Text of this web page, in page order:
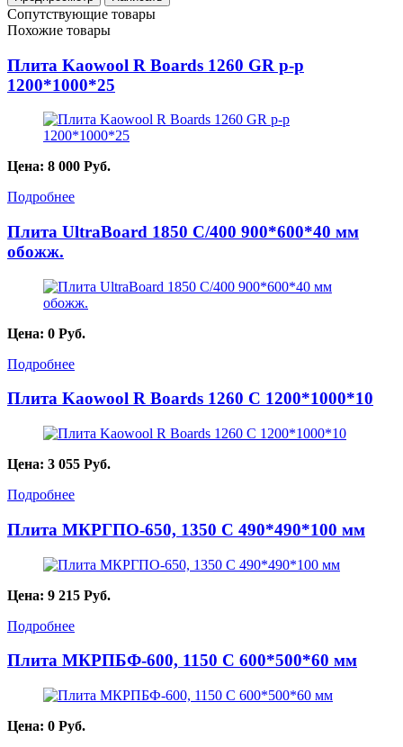
Сопутствующие товары
Похожие товары
Плита Kaowool R Boards 1260 GR p-p
1200*1000*25
Цена: 8 000 Руб.
Подробнее
Плита UltraBoard 1850 С/400 900*600*40 мм
обожж.
Цена: 0 Руб.
Подробнее
Плита Kaowool R Boards 1260 С 1200*1000*10
Цена: 3 055 Руб.
Подробнее
Плита МКРГПО-650, 1350 С 490*490*100 мм
Цена: 9 215 Руб.
Подробнее
Плита МКРПБФ-600, 1150 С 600*500*60 мм
Цена: 0 Руб.